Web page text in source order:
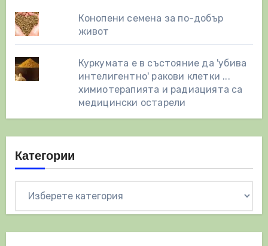
Конопени семена за по-добър
живот
Куркумата е в състояние да 'убива
интелигентно' ракови клетки ...
химиотерапията и радиацията са
медицински остарели
Категории